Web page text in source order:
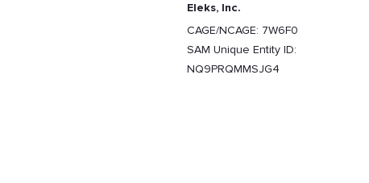
Eleks, Inc.
CAGE/NCAGE: 7W6F0
SAM Unique Entity ID:
NQ9PRQMMSJG4